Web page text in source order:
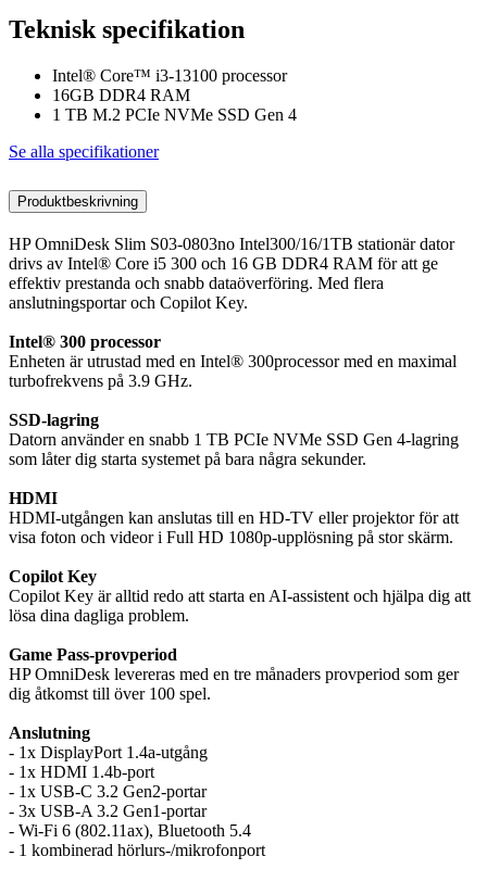
Teknisk specifikation
Intel® Core™ i3-13100 processor
16GB DDR4 RAM
1 TB M.2 PCIe NVMe SSD Gen 4
Se alla specifikationer
Produktbeskrivning
HP OmniDesk Slim S03-0803no Intel300/16/1TB stationär dator
drivs av Intel® Core i5 300 och 16 GB DDR4 RAM för att ge
effektiv prestanda och snabb dataöverföring. Med flera
anslutningsportar och Copilot Key.
Intel® 300 processor
Enheten är utrustad med en Intel® 300processor med en maximal
turbofrekvens på 3.9 GHz.
SSD-lagring
Datorn använder en snabb 1 TB PCIe NVMe SSD Gen 4-lagring
som låter dig starta systemet på bara några sekunder.
HDMI
HDMI-utgången kan anslutas till en HD-TV eller projektor för att
visa foton och videor i Full HD 1080p-upplösning på stor skärm.
Copilot Key
Copilot Key är alltid redo att starta en AI-assistent och hjälpa dig att
lösa dina dagliga problem.
Game Pass-provperiod
HP OmniDesk levereras med en tre månaders provperiod som ger
dig åtkomst till över 100 spel.
Anslutning
- 1x DisplayPort 1.4a-utgång
- 1x HDMI 1.4b-port
- 1x USB-C 3.2 Gen2-portar
- 3x USB-A 3.2 Gen1-portar
- Wi-Fi 6 (802.11ax), Bluetooth 5.4
- 1 kombinerad hörlurs-/mikrofonport